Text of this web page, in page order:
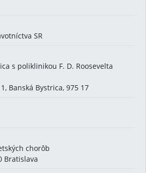
SR
s poliklinikou F. D. Roosevelta
Banská Bystrica, 975 17
chorôb
Bratislava